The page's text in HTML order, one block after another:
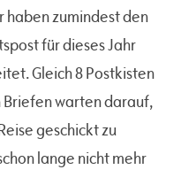
haben zumindest den
für dieses Jahr
Gleich 8 Postkisten
warten darauf,
geschickt zu
lange nicht mehr